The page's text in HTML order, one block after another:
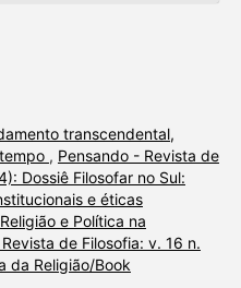
transcendental,
, Pensando - Revista de
Dossiê Filosofar no Sul:
e éticas
Religião e Política na
de Filosofia: v. 16 n.
da Religião/Book